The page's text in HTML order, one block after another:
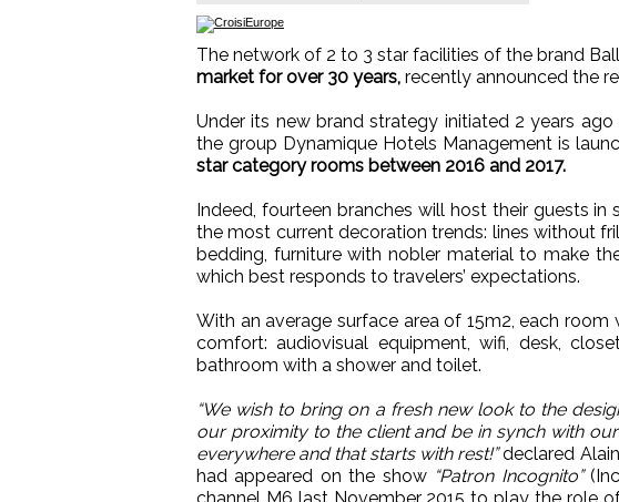
The network of 2 to 3 star facilities of the brand
market for over 30 years, recently announced the
Under its new brand strategy initiated 2 years
the group Dynamique Hotels Management is
star category rooms between 2016 and 2017.
Indeed, fourteen branches will host their guests
the most current decoration trends: lines without
bedding, furniture with nobler material to make
which best responds to travelers’ expectations.
With an average surface area of 15m2, each
comfort: audiovisual equipment, wifi, desk,
bathroom with a shower and toilet.
“We wish to bring on a fresh new look to the
our proximity to the client and be in synch with
everywhere and that starts with rest!”declared
had appeared on the show “Patron Incognito”